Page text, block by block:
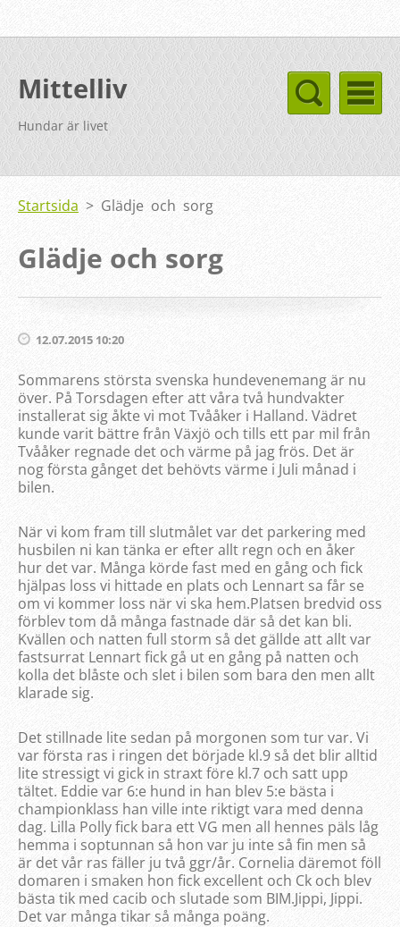
Mittelliv
Hundar är livet
Startsida > Glädje och sorg
Glädje och sorg
12.07.2015 10:20
Sommarens största svenska hundevenemang är nu
över. På Torsdagen efter att våra två hundvakter
installerat sig åkte vi mot Tvååker i Halland. Vädret
kunde varit bättre från Växjö och tills ett par mil från
Tvååker regnade det och värme på jag frös. Det är
nog första gånget det behövts värme i Juli månad i
bilen.
När vi kom fram till slutmålet var det parkering med
husbilen ni kan tänka er efter allt regn och en åker
hur det var. Många körde fast med en gång och fick
hjälpas loss vi hittade en plats och Lennart sa får se
om vi kommer loss när vi ska hem.Platsen bredvid oss
förblev tom då många fastnade där så det kan bli.
Kvällen och natten full storm så det gällde att allt var
fastsurrat Lennart fick gå ut en gång på natten och
kolla det blåste och slet i bilen som bara den men allt
klarade sig.
Det stillnade lite sedan på morgonen som tur var. Vi
var första ras i ringen det började kl.9 så det blir alltid
lite stressigt vi gick in straxt före kl.7 och satt upp
tältet. Eddie var 6:e hund in han blev 5:e bästa i
championklass han ville inte riktigt vara med denna
dag. Lilla Polly fick bara ett VG men all hennes päls låg
hemma i soptunnan så hon var ju inte så fin men så
är det vår ras fäller ju två ggr/år. Cornelia däremot föll
domaren i smaken hon fick excellent och Ck och blev
bästa tik med cacib och slutade som BIM.Jippi, Jippi.
Det var många tikar så många poäng.